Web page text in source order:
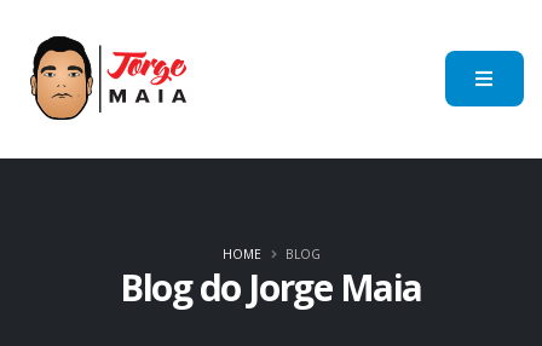
Blog do Jorge Maia
HOME BLOG